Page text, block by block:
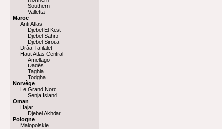
Southern
Valletta
Maroc
Anti Atlas
Djebel El Kest
Djebel Sahro
Djebel Siroua
Drâa-Tafilalet
Haut Atlas Central
Amellago
Dadès
Taghia
Todgha
Norvège
Le Grand Nord
Senja Island
Oman
Hajar
Djebel Akhdar
Pologne
Małopolskie